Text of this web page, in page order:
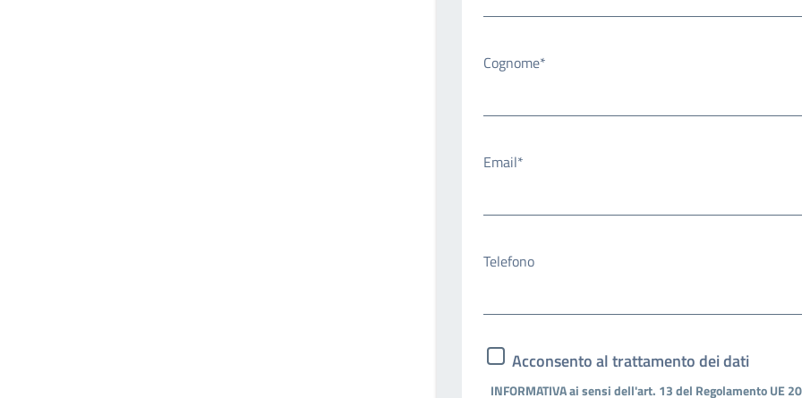
Cognome*
Email*
Telefono
Acconsento al trattamento dei dati
INFORMATIVA ai sensi dell'art. 13 del Regolamento UE